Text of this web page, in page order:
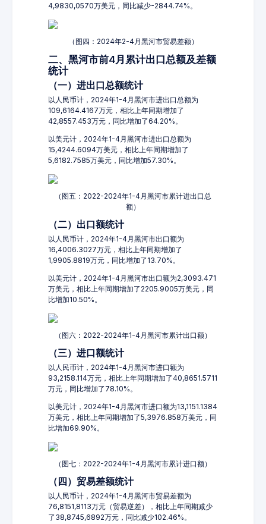
4,9830,0570万美元，同比减少-2844.74%。
（图四：2024年2-4月黑河市贸易差额）
二、黑河市前4月累计出口总额及差额
统计
（一）进出口总额统计
以人民币计，2024年1-4月黑河市进出口总额为
109,6164.4167万元，相比上年同期增加了
42,8557.453万元，同比增加了64.20%。
以美元计，2024年1-4月黑河市进出口总额为
15,4244.6094万美元，相比上年同期增加了
5,6182.7585万美元，同比增加57.30%。
（图五：2022-2024年1-4月黑河市累计进出口总
额）
（二）出口额统计
以人民币计，2024年1-4月黑河市出口额为
16,4006.3027万元，相比上年同期增加了
1,9905.8819万元，同比增加了13.70%。
以美元计，2024年1-4月黑河市出口额为2,3093.471
万美元，相比上年同期增加了2205.9005万美元，同
比增加10.50%。
（图六：2022-2024年1-4月黑河市累计出口额）
（三）进口额统计
以人民币计，2024年1-4月黑河市进口额为
93,2158.114万元，相比上年同期增加了40,8651.5711
万元，同比增加了78.10%。
以美元计，2024年1-4月黑河市进口额为13,1151.1384
万美元，相比上年同期增加了5,3976.858万美元，同
比增加69.90%。
（图七：2022-2024年1-4月黑河市累计进口额）
（四）贸易差额统计
以人民币计，2024年1-4月黑河市贸易差额为
76,8151,8113万元（贸易逆差），相比上年同期减少
了38,8745,6892万元，同比减少102.46%。